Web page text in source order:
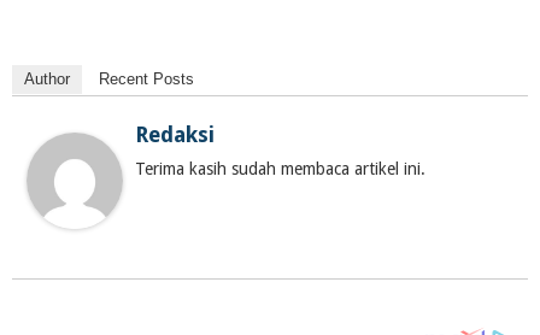
Author Recent Posts
Redaksi
Terima kasih sudah membaca artikel ini.